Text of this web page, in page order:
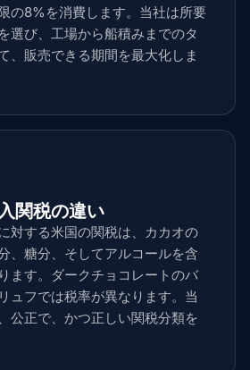
の8%を消費します。当社は所要
選び、工場から船積みまでのタ
、販売できる期間を最大化しま
関税の違い
対する米国の関税は、カカオの
、糖分、そしてアルコールを含
ます。ダークチョコレートのバ
ュフでは税率が異なります。当
公正で、かつ正しい関税分類を